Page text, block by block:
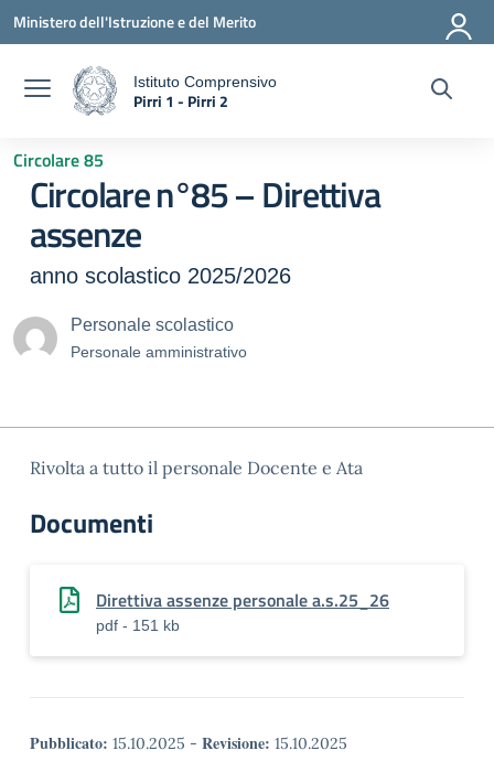
Ministero dell'Istruzione e del Merito
Istituto Comprensivo
Pirri 1 - Pirri 2
Circolare 85
Circolare n°85 – Direttiva
assenze
anno scolastico 2025/2026
Personale scolastico
Personale amministrativo
Rivolta a tutto il personale Docente e Ata
Documenti
Direttiva assenze personale a.s.25_26
pdf - 151 kb
Pubblicato: 15.10.2025 - Revisione: 15.10.2025